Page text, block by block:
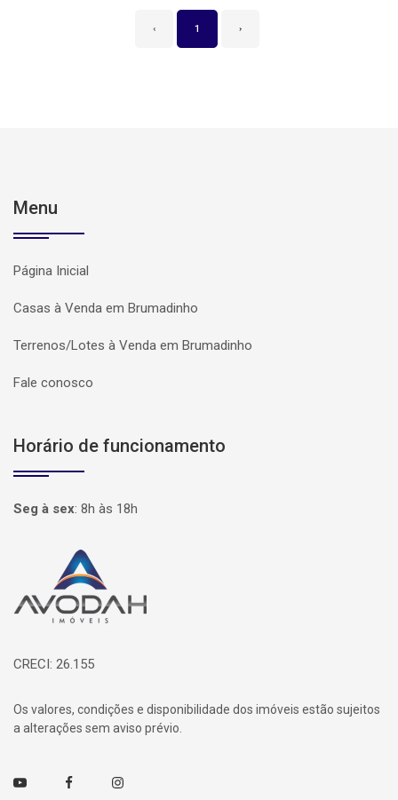
‹ 1 ›
Menu
Página Inicial
Casas à Venda em Brumadinho
Terrenos/Lotes à Venda em Brumadinho
Fale conosco
Horário de funcionamento
Seg à sex: 8h às 18h
Página inicial
CRECI: 26.155
Os valores, condições e disponibilidade dos imóveis estão sujeitos
a alterações sem aviso prévio.
Youtube FacebookInstagram